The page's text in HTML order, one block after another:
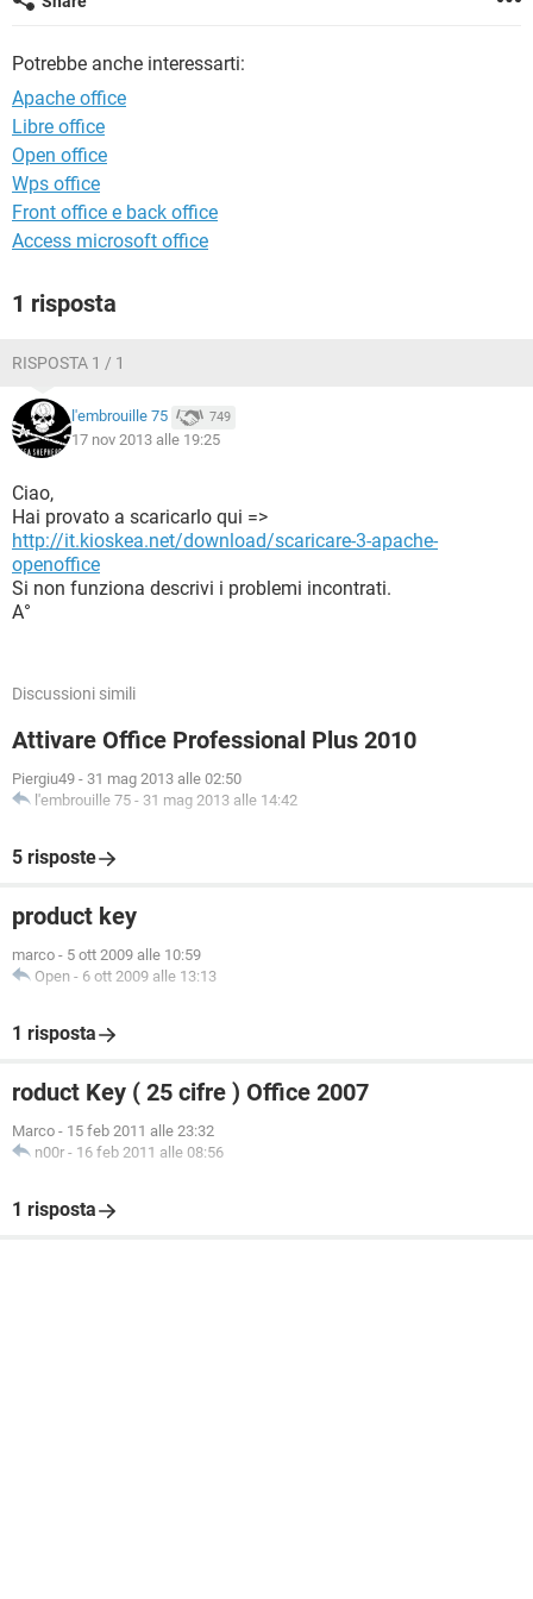
TIKTOK
Potrebbe anche interessarti:
Apache office
Libre office
Open office
Wps office
Front office e back office
Access microsoft office
1 risposta
RISPOSTA 1 / 1
l'embrouille 75 749
17 nov 2013 alle 19:25
Ciao,
Hai provato a scaricarlo qui =>
http://it.kioskea.net/download/scaricare-3-apache-
openoffice
Si non funziona descrivi i problemi incontrati.
A°
Discussioni simili
Attivare Office Professional Plus 2010
Piergiu49 - 31 mag 2013 alle 02:50
l'embrouille 75 - 31 mag 2013 alle 14:42
5 risposte
product key
marco - 5 ott 2009 alle 10:59
Open - 6 ott 2009 alle 13:13
1 risposta
roduct Key ( 25 cifre ) Office 2007
Marco - 15 feb 2011 alle 23:32
n00r - 16 feb 2011 alle 08:56
1 risposta